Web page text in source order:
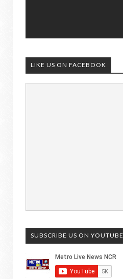
LIKE US ON FACEBOOK
SUBSCRIBE US ON YOUTUBE